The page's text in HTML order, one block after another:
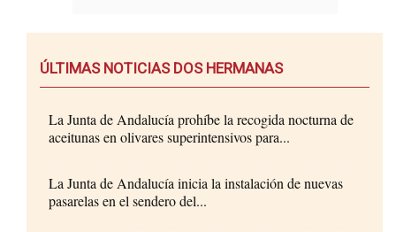
ÚLTIMAS NOTICIAS DOS HERMANAS
La Junta de Andalucía prohíbe la recogida nocturna de
aceitunas en olivares superintensivos para...
La Junta de Andalucía inicia la instalación de nuevas
pasarelas en el sendero del...